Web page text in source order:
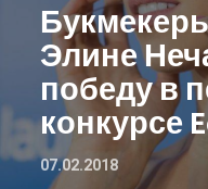
Элине
победу в
конкурсе
07.02.2018